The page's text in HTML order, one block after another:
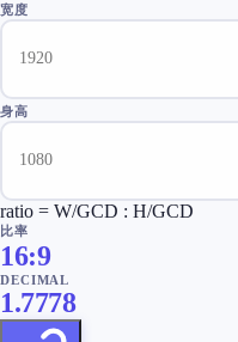
宽度
身高
ratio = W/GCD : H/GCD
比率
16:9
DECIMAL
1.7778